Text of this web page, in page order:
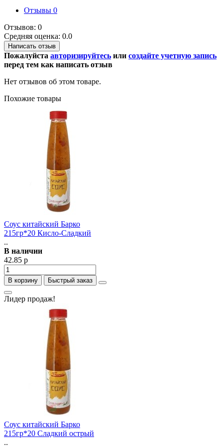
Отзывы 0
Отзывов: 0
Средняя оценка: 0.0
Написать отзыв
Пожалуйста авторизируйтесь или создайте учетную запись
перед тем как написать отзыв
Нет отзывов об этом товаре.
Похожие товары
Соус китайский Барко
215гр*20 Кисло-Сладкий
..
В наличии
42.85 р
В корзину Быстрый заказ
Лидер продаж!
Соус китайский Барко
215гр*20 Сладкий острый
..